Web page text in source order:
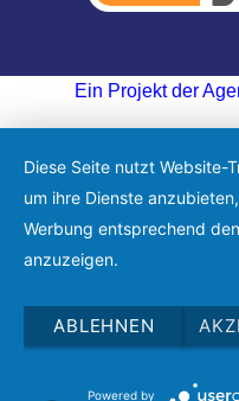
Ein Projekt der
Diese Seite nutzt Website-
um ihre Dienste
Werbung entsprechend
anzuzeigen.
ABLEHNEN
Powered by